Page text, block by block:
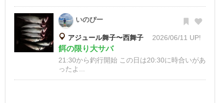
いのぴー
アジュール舞子〜西舞子 2026/06/11 UP!
餌の限り大サバ
21:30から釣行開始 この日は20:30に時合いがあ
ったよ...